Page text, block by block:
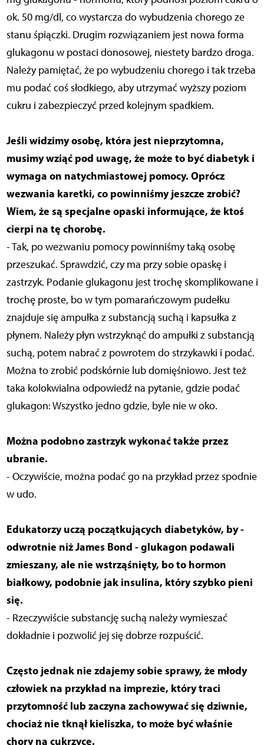
ok. 50 mg/dl, co wystarcza do wybudzenia chorego ze
stanu śpiączki. Drugim rozwiązaniem jest nowa forma
glukagonu w postaci donosowej, niestety bardzo droga.
Należy pamiętać, że po wybudzeniu chorego i tak trzeba
mu podać coś słodkiego, aby utrzymać wyższy poziom
cukru i zabezpieczyć przed kolejnym spadkiem.
Jeśli widzimy osobę, która jest nieprzytomna,
musimy wziąć pod uwagę, że może to być diabetyk i
wymaga on natychmiastowej pomocy. Oprócz
wezwania karetki, co powinniśmy jeszcze zrobić?
Wiem, że są specjalne opaski informujące, że ktoś
cierpi na tę chorobę.
- Tak, po wezwaniu pomocy powinniśmy taką osobę
przeszukać. Sprawdzić, czy ma przy sobie opaskę i
zastrzyk. Podanie glukagonu jest trochę skomplikowane i
trochę proste, bo w tym pomarańczowym pudełku
znajduje się ampułka z substancją suchą i kapsułka z
płynem. Należy płyn wstrzyknąć do ampułki z substancją
suchą, potem nabrać z powrotem do strzykawki i podać.
Można to zrobić podskórnie lub domięśniowo. Jest też
taka kolokwialna odpowiedź na pytanie, gdzie podać
glukagon: Wszystko jedno gdzie, byle nie w oko.
Można podobno zastrzyk wykonać także przez
ubranie.
- Oczywiście, można podać go na przykład przez spodnie
w udo.
Edukatorzy uczą początkujących diabetyków, by -
odwrotnie niż James Bond - glukagon podawali
zmieszany, ale nie wstrząśnięty, bo to hormon
białkowy, podobnie jak insulina, który szybko pieni
się.
- Rzeczywiście substancję suchą należy wymieszać
dokładnie i pozwolić jej się dobrze rozpuścić.
Często jednak nie zdajemy sobie sprawy, że młody
człowiek na przykład na imprezie, który traci
przytomność lub zaczyna zachowywać się dziwnie,
chociaż nie tknął kieliszka, to może być właśnie
chory na cukrzycę.